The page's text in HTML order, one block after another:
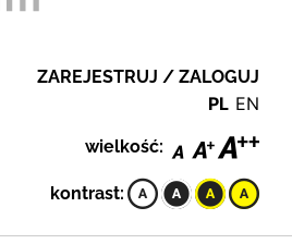
ZAREJESTRUJ / ZALOGUJ
PL EN
wielkość:
kontrast: